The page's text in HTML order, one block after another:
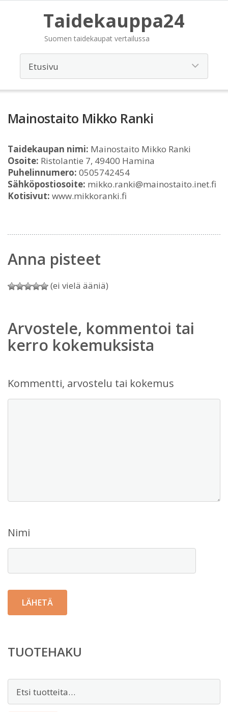
Taidekauppa24
Suomen taidekaupat vertailussa
Mainostaito Mikko Ranki
Taidekaupan nimi: Mainostaito Mikko Ranki
Osoite: Ristolantie 7, 49400 Hamina
Puhelinnumero: 0505742454
Sähköpostiosoite: mikko.ranki@mainostaito.inet.fi
Kotisivut: www.mikkoranki.fi
Anna pisteet
(ei vielä ääniä)
Arvostele, kommentoi tai
kerro kokemuksista
Kommentti, arvostelu tai kokemus
Nimi
TUOTEHAKU